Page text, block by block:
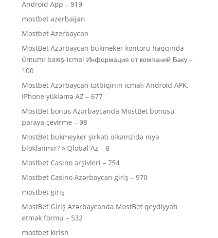
Android App – 919
mostbet azerbaijan
Mostbet Azerbaycan
MostBet Azərbaycan bukmeker kontoru haqqında
ümumi baxış-icmal Информация от компаний Баку –
100
Mostbet Azərbaycan tətbiqinin icmalı Android APK,
iPhone yükləmə AZ – 677
MostBet bonus Azərbaycanda MostBet bonusu
paraya çevirme – 98
MostBet bukmeyker şirkəti ölkəmzidə niyə
bloklanmır? » Qlobal Az – 8
Mostbet Casino arşivleri – 754
Mostbet Casino Azərbaycan giriş – 970
mostbet giriş
MostBet Giriş Azərbaycanda MostBet qeydiyyatı
etmək formu – 532
mostbet kirish